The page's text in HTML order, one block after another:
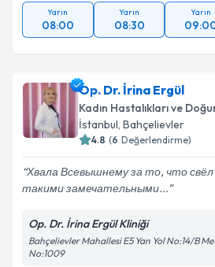
Yarın
08:00
Yarın
08:30
Yarın
Op. Dr. İrina Ergül
Kadın Hastalıkları ve
İstanbul, Bahçelievler
4.8 (6 Değerlendirme)
Хвала Всевышнему за то, что свёл
такими замечательными...
Op. Dr. İrina Ergül Kliniği
Bahçelievler Mahallesi E5 Yan Yol No:14/B
No:1009